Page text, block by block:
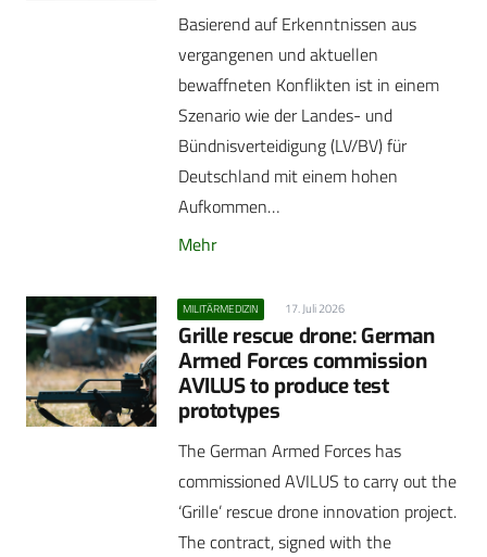
Basierend auf Erkenntnissen aus
vergangenen und aktuellen
bewaffneten Konflikten ist in einem
Szenario wie der Landes- und
Bündnisverteidigung (LV/BV) für
Deutschland mit einem hohen
Aufkommen…
Mehr
MILITÄRMEDIZIN 17. Juli 2026
Grille rescue drone: German
Armed Forces commission
AVILUS to produce test
prototypes
The German Armed Forces has
commissioned AVILUS to carry out the
‘Grille’ rescue drone innovation project.
The contract, signed with the